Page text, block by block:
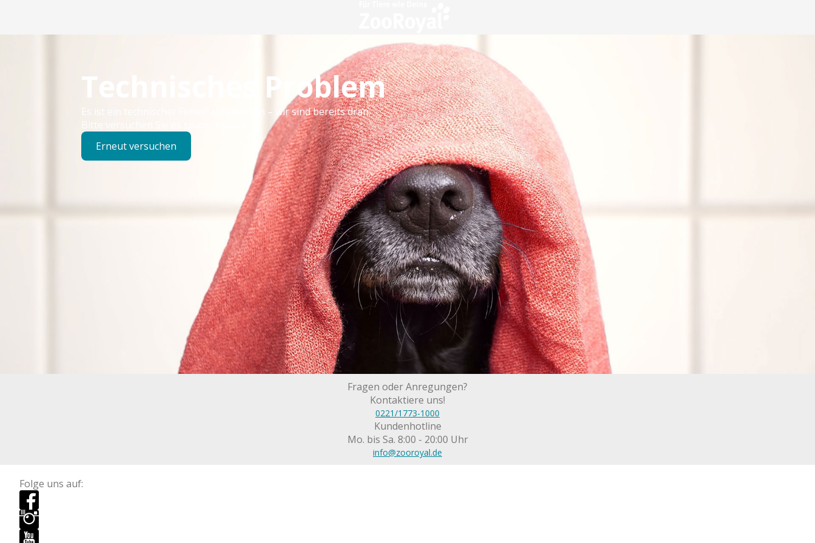
Technisches Problem
Es ist ein technischer Fehler aufgetreten – wir sind bereits dran.
Bitte versuchen Sie es später erneut.
Erneut versuchen
Fragen oder Anregungen?
Kontaktiere uns!
0221/1773-1000
Kundenhotline
Mo. bis Sa. 8:00 - 20:00 Uhr
info@zooroyal.de
Folge uns auf: